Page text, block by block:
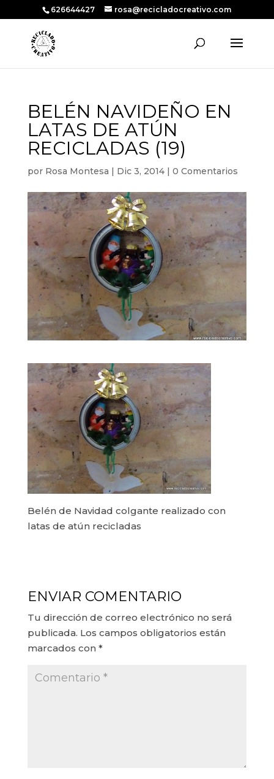
626644427 rosa@recicladocreativo.com
BELÉN NAVIDEÑO EN
LATAS DE ATÚN
RECICLADAS (19)
por Rosa Montesa | Dic 3, 2014| 0 Comentarios
Belén de Navidad colgante realizado con
latas de atún recicladas
ENVIAR COMENTARIO
Tu dirección de correo electrónico no será
publicada. Los campos obligatorios están
marcados con *